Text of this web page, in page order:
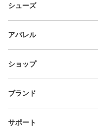
シューズ
アパレル
ショップ
ブランド
サポート